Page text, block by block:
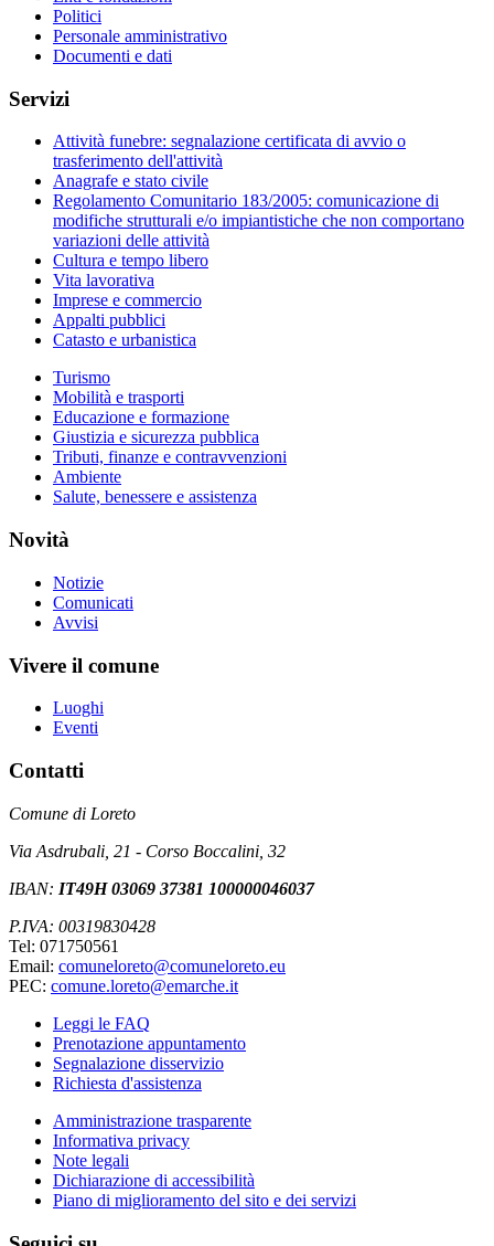
Politici
Personale amministrativo
Documenti e dati
Servizi
Attività funebre: segnalazione certificata di avvio o
trasferimento dell'attività
Anagrafe e stato civile
Regolamento Comunitario 183/2005: comunicazione di
modifiche strutturali e/o impiantistiche che non comportano
variazioni delle attività
Cultura e tempo libero
Vita lavorativa
Imprese e commercio
Appalti pubblici
Catasto e urbanistica
Turismo
Mobilità e trasporti
Educazione e formazione
Giustizia e sicurezza pubblica
Tributi, finanze e contravvenzioni
Ambiente
Salute, benessere e assistenza
Novità
Notizie
Comunicati
Avvisi
Vivere il comune
Luoghi
Eventi
Contatti
Comune di Loreto
Via Asdrubali, 21 - Corso Boccalini, 32
IBAN: IT49H 03069 37381 100000046037
P.IVA: 00319830428
Tel: 071750561
Email: comuneloreto@comuneloreto.eu
PEC: comune.loreto@emarche.it
Leggi le FAQ
Prenotazione appuntamento
Segnalazione disservizio
Richiesta d'assistenza
Amministrazione trasparente
Informativa privacy
Note legali
Dichiarazione di accessibilità
Piano di miglioramento del sito e dei servizi